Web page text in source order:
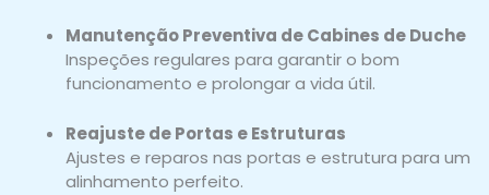
Manutenção Preventiva de Cabines de Duche
Inspeções regulares para garantir o bom
funcionamento e prolongar a vida útil.
Reajuste de Portas e Estruturas
Ajustes e reparos nas portas e estrutura para um
alinhamento perfeito.